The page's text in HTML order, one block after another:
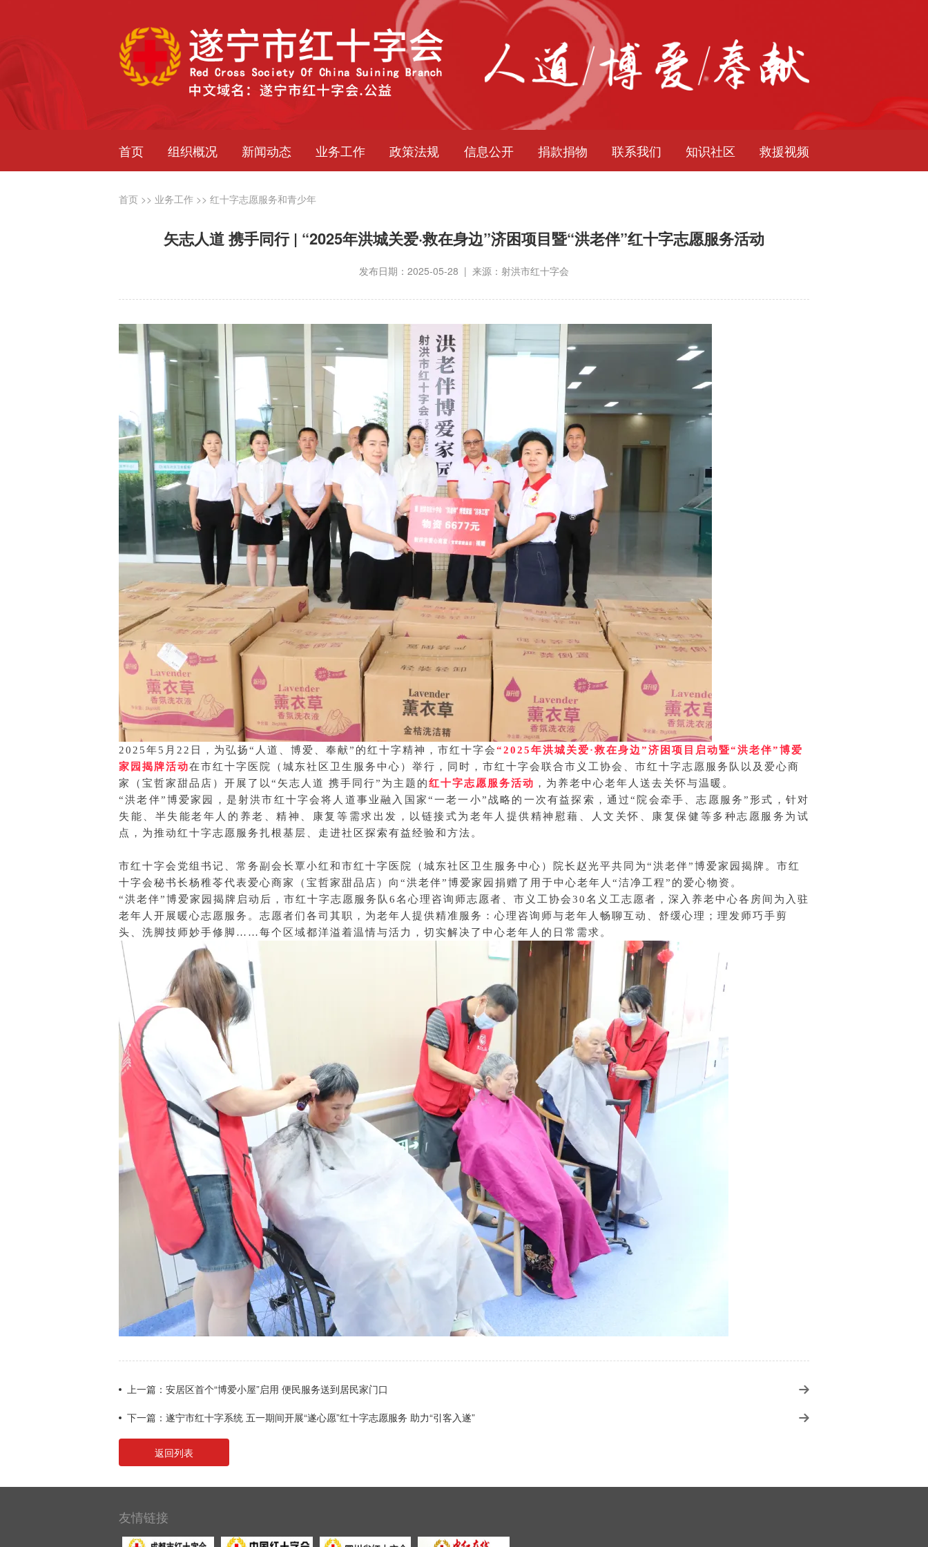
首页 组织概况 新闻动态 业务工作 政策法规 信息公开 捐款捐物 联系我们 知识社区 救援视频
首页 >> 业务工作 >> 红十字志愿服务和青少年
矢志人道 携手同行 | “2025年洪城关爱·救在身边”济困项目暨“洪老伴”红十字志愿服务活动
发布日期：2025-05-28 | 来源：射洪市红十字会
2025年5月22日，为弘扬“人道、博爱、奉献”的红十字精神，市红十字会“2025年洪城关爱·救在身边”济困项目启动暨“洪老伴”博爱
家园揭牌活动在市红十字医院（城东社区卫生服务中心）举行，同时，市红十字会联合市义工协会、市红十字志愿服务队以及爱心商
家（宝哲家甜品店）开展了以“矢志人道 携手同行”为主题的红十字志愿服务活动 ，为养老中心老年人送去关怀与温暖。
“洪老伴”博爱家园，是射洪市红十字会将人道事业融入国家“一老一小”战略的一次有益探索，通过“ 院会牵手、志愿服务”形式，针对
失能、半失能老年人的养老、精神、康复等需求出发，以链接式为老年人提供精神慰藉、人文关怀、康复保健等多种志愿服务为试
点，为推动红十字志愿服务扎根基层、走进社区探索有益经验和方法。
市红十字会党组书记、常务副会长覃小红和市红十字医院（城东社区卫生服务中心）院长赵光平共同为“洪老伴”博爱家园揭牌。市红
十字会秘书长杨稚苓代表爱心商家（宝哲家甜品店）向“洪老伴”博爱家园捐赠了用于中心老年人“洁净工程”的爱心物资。
“洪老伴”博爱家园揭牌启动后，市红十字志愿服务队6名心理咨询师志愿者、市义工协会30名义工志愿者，深入养老中心各房间为入驻
老年人开展暖心志愿服务。志愿者们各司其职，为老年人提供精准服务：心理咨询师与老年人畅聊互动、舒缓心理；理发师巧手剪
头、洗脚技师妙手修脚……每个区域都洋溢着温情与活力，切实解决了中心老年人的日常需求。
上一篇：安居区首个“博爱小屋”启用 便民服务送到居民家门口
下一篇：遂宁市红十字系统 五一期间开展“遂心愿”红十字志愿服务 助力“引客入遂”
返回列表
友情链接